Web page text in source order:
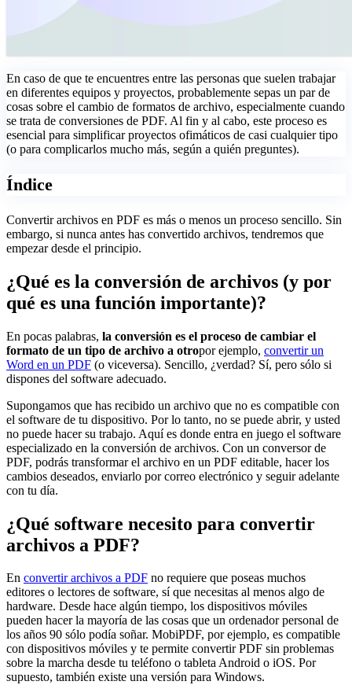
En caso de que te encuentres entre las personas que suelen trabajar
en diferentes equipos y proyectos, probablemente sepas un par de
cosas sobre el cambio de formatos de archivo, especialmente cuando
se trata de conversiones de PDF. Al fin y al cabo, este proceso es
esencial para simplificar proyectos ofimáticos de casi cualquier tipo
(o para complicarlos mucho más, según a quién preguntes).
Índice
Convertir archivos en PDF es más o menos un proceso sencillo. Sin
embargo, si nunca antes has convertido archivos, tendremos que
empezar desde el principio.
¿Qué es la conversión de archivos (y por
qué es una función importante)?
En pocas palabras, la conversión es el proceso de cambiar el
formato de un tipo de archivo a otropor ejemplo, convertir un
Word en un PDF (o viceversa). Sencillo, ¿verdad? Sí, pero sólo si
dispones del software adecuado.
Supongamos que has recibido un archivo que no es compatible con
el software de tu dispositivo. Por lo tanto, no se puede abrir, y usted
no puede hacer su trabajo. Aquí es donde entra en juego el software
especializado en la conversión de archivos. Con un conversor de
PDF, podrás transformar el archivo en un PDF editable, hacer los
cambios deseados, enviarlo por correo electrónico y seguir adelante
con tu día.
¿Qué software necesito para convertir
archivos a PDF?
En convertir archivos a PDF no requiere que poseas muchos
editores o lectores de software, sí que necesitas al menos algo de
hardware. Desde hace algún tiempo, los dispositivos móviles
pueden hacer la mayoría de las cosas que un ordenador personal de
los años 90 sólo podía soñar. MobiPDF, por ejemplo, es compatible
con dispositivos móviles y te permite convertir PDF sin problemas
sobre la marcha desde tu teléfono o tableta Android o iOS. Por
supuesto, también existe una versión para Windows.